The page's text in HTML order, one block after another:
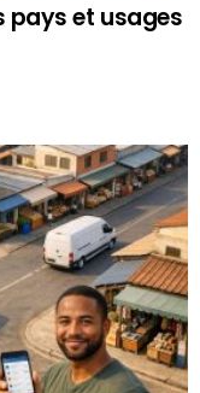
pays et usages